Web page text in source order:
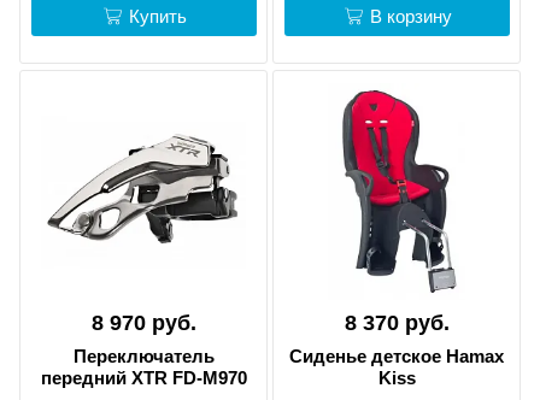
Купить В корзину
8 970 руб.
Переключатель
передний XTR FD-M970
8 370 руб.
Сиденье детское Hamax
Kiss